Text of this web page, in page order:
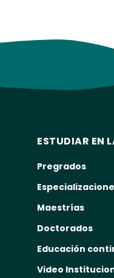
ESTUDIAR EN
Pregrados
Maestrías
Doctorados
Educación
Video